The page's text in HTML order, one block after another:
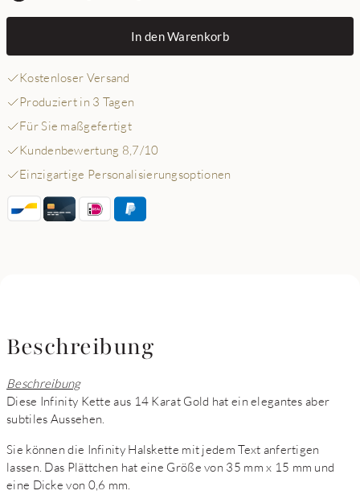
In den Warenkorb
Kostenloser Versand
Produziert in 3 Tagen
Für Sie maßgefertigt
Kundenbewertung 8,7/10
Einzigartige Personalisierungsoptionen
Beschreibung
Beschreibung
Diese Infinity Kette aus 14 Karat Gold hat ein elegantes aber
subtiles Aussehen.
Sie können die Infinity Halskette mit jedem Text anfertigen
lassen. Das Plättchen hat eine Größe von 35 mm x 15 mm und
eine Dicke von 0,6 mm.